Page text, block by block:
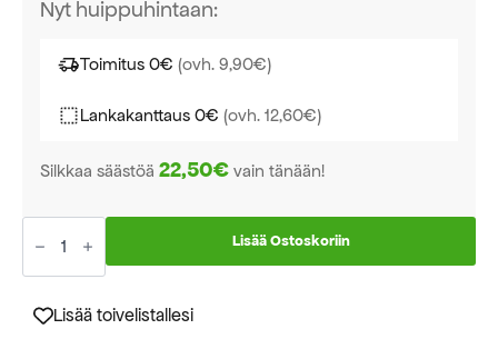
Nyt huippuhintaan:
Toimitus 0€ (ovh. 9,90€)
Lankakanttaus 0€ (ovh. 12,60€)
Silkkaa säästöä 22,50€ vain tänään!
Loretta
beige
käytävämatto
leveys
määrä
Lisää Ostoskoriin
Lisää toivelistallesi